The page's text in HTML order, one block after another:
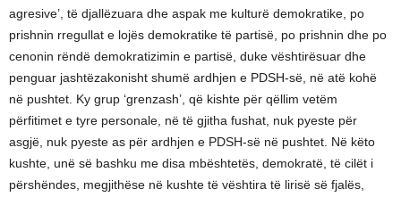
agresive’, të djallëzuara dhe aspak me kulturë demokratike, po
prishnin rregullat e lojës demokratike të partisë, po prishnin dhe po
cenonin rëndë demokratizimin e partisë, duke vështirësuar dhe
penguar jashtëzakonisht shumë ardhjen e PDSH-së, në atë kohë
në pushtet. Ky grup ‘grenzash’, që kishte për qëllim vetëm
përfitimet e tyre personale, në të gjitha fushat, nuk pyeste për
asgjë, nuk pyeste as për ardhjen e PDSH-së në pushtet. Në këto
kushte, unë së bashku me disa mbështetës, demokratë, të cilët i
përshëndes, megjithëse në kushte të vështira të lirisë së fjalës,